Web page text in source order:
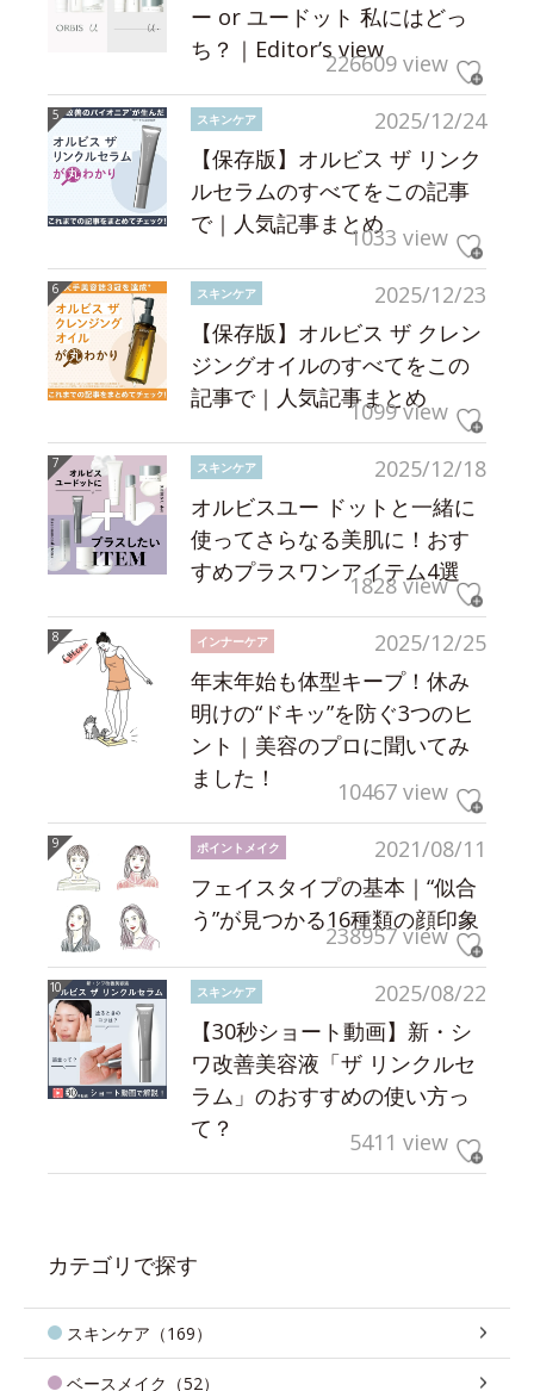
ー or ユードット 私にはどっ
ち？｜Editor’s view226609 view
2025/12/24
スキンケア
【保存版】オルビス ザ リンク
ルセラムのすべてをこの記事
で｜人気記事まとめ1033 view
2025/12/23
スキンケア
【保存版】オルビス ザ クレン
ジングオイルのすべてをこの
記事で｜人気記事まとめ
1099 view
2025/12/18
スキンケア
オルビスユー ドットと一緒に
使ってさらなる美肌に！おす
すめプラスワンアイテム4選
1828 view
2025/12/25
インナーケア
年末年始も体型キープ！休み
明けの“ドキッ”を防ぐ3つのヒ
ント｜美容のプロに聞いてみ
ました！
10467 view
2021/08/11
ポイントメイク
フェイスタイプの基本｜“似合
う”が見つかる16種類の顔印象
238957 view
2025/08/22
スキンケア
【30秒ショート動画】新・シ
ワ改善美容液「ザ リンクルセ
ラム」のおすすめの使い方っ
て？
5411 view
カテゴリで探す
スキンケア（169）
ベースメイク（52）